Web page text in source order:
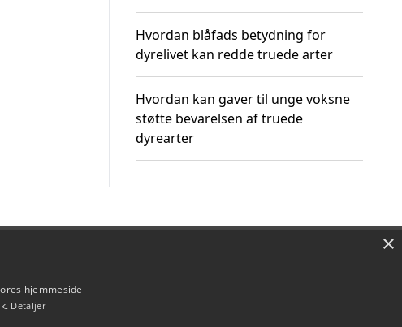
Hvordan blåfads betydning for
dyrelivet kan redde truede arter
Hvordan kan gaver til unge voksne
støtte bevarelsen af truede
dyrearter
×
hjemmeside
Detaljer